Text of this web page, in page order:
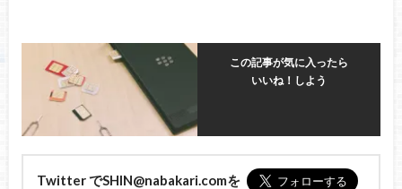
この記事が気に入ったら
いいね！しよう
Twitter でSHIN@nabakari.comを